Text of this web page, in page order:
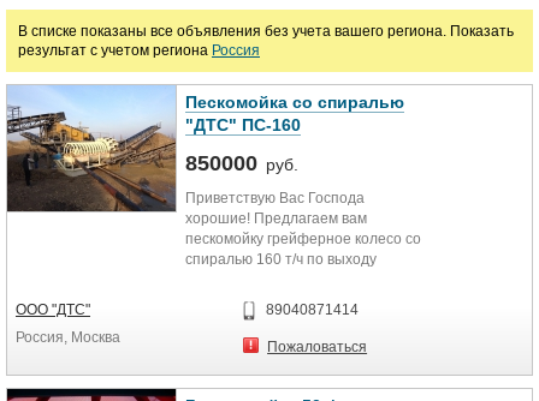
Ремонт оборудования для автосервисаРемонт оборудования для сферы услуг
Ремонт оборудования для уборкиРемонт отопителей, кондеционеров и
Ремонт пищевого оборудования Ремонт прачечного оборудования
Ремонт промышленного оборудования
Ремонт прочего оборудования
Ремонт строительной техники и оборудованияРемонт техники для дорожного
Цена
В списке показаны все объявления без учета вашего региона. Показать
результат с учетом региона Россия
Пескомойка со спиралью
"ДТС" ПС-160
850000 руб.
Приветствую Вас Господа
хорошие! Предлагаем вам
пескомойку грейферное колесо со
спиралью 160 т/ч по выходу
ООО "ДТС"
Россия, Москва
89040871414
Пожаловаться